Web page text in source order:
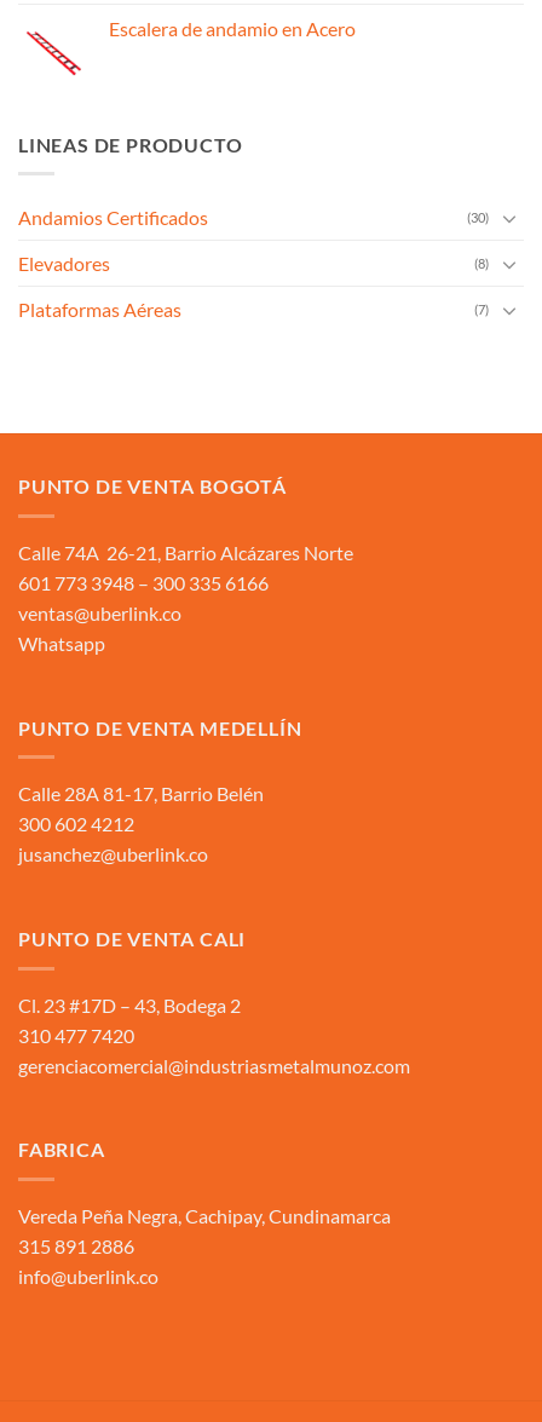
Escalera de andamio en Acero
LINEAS DE PRODUCTO
Andamios Certificados (30)
Elevadores (8)
Plataformas Aéreas (7)
PUNTO DE VENTA BOGOTÁ
Calle 74A 26-21, Barrio Alcázares Norte
601 773 3948 – 300 335 6166
ventas@uberlink.co
Whatsapp
PUNTO DE VENTA MEDELLÍN
Calle 28A 81-17, Barrio Belén
300 602 4212
jusanchez@uberlink.co
PUNTO DE VENTA CALI
Cl. 23 #17D – 43, Bodega 2
310 477 7420
gerenciacomercial@industriasmetalmunoz.com
FABRICA
Vereda Peña Negra, Cachipay, Cundinamarca
315 891 2886
info@uberlink.co